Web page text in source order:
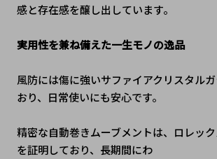
感と存在感を醸し出しています。
実用性を兼ね備えた一生モノの逸品
風防には傷に強いサファイアクリスタル
おり、日常使いにも安心です。
精密な自動巻きムーブメントは、ロレッ
を証明しており、長期間にわ